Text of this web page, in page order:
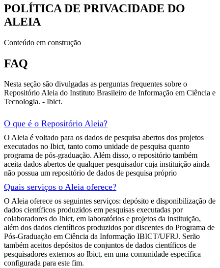
POLÍTICA DE PRIVACIDADE DO
ALEIA
Conteúdo em construção
FAQ
Nesta seção são divulgadas as perguntas frequentes sobre o
Repositório Aleia do Instituto Brasileiro de Informação em Ciência e
Tecnologia. - Ibict.
O que é o Repositório Aleia?
O Aleia é voltado para os dados de pesquisa abertos dos projetos
executados no Ibict, tanto como unidade de pesquisa quanto
programa de pós-graduação. Além disso, o repositório também
aceita dados abertos de qualquer pesquisador cuja instituição ainda
não possua um repositório de dados de pesquisa próprio
Quais serviços o Aleia oferece?
O Aleia oferece os seguintes serviços: depósito e disponibilização de
dados científicos produzidos em pesquisas executadas por
colaboradores do Ibict, em laboratórios e projetos da instituição,
além dos dados científicos produzidos por discentes do Programa de
Pós-Graduação em Ciência da Informação IBICT/UFRJ. Serão
também aceitos depósitos de conjuntos de dados científicos de
pesquisadores externos ao Ibict, em uma comunidade específica
configurada para este fim.